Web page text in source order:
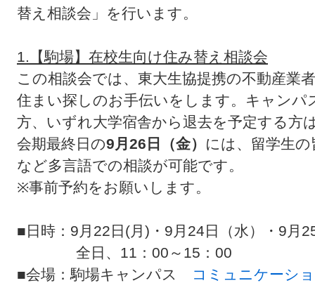
替え相談会」を行います。
1.【駒場】在校生向け住み替え相談会
この相談会では、東大生協提携の不動産業
住まい探しのお手伝いをします。キャンパ
方、いずれ大学宿舎から退去を予定する方
会期最終日の9月26日（金） には、留学生
など多言語での相談が可能です。
※事前予約をお願いします。
■日時：9月22日(月)・9月24日（水）・9月
全日、11：00～15：00
■会場：駒場キャンパス
コミュニケーシ